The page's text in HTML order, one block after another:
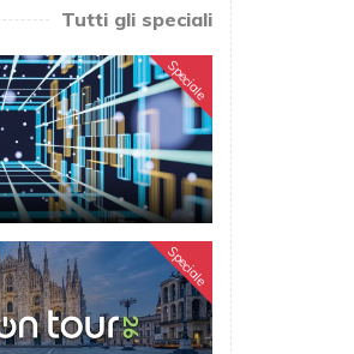
Tutti gli speciali
Speciale
Speciale